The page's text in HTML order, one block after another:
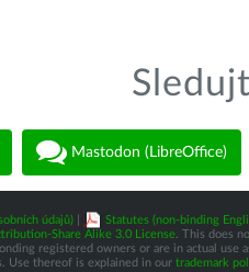
Mastodon (LibreOffice)
údajů)| Statutes (non-binding
Share Alike 3.0 License. This does
registered owners or are in actual
Use thereof is explained in our trademark